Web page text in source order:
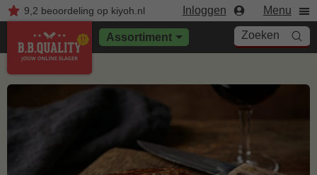
9,2 beoordelingop kiyoh.nl Inloggen Menu
Assortiment Zoeken